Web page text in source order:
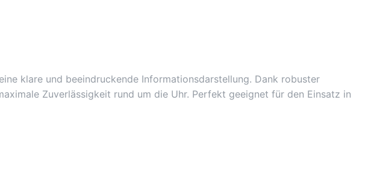
klare und beeindruckende Informationsdarstellung. Dank robuster
Zuverlässigkeit rund um die Uhr. Perfekt geeignet für den Einsatz in